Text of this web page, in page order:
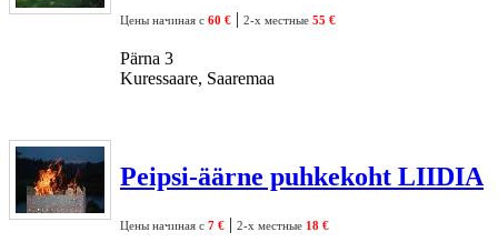
Цены начиная с 60 € | 2-х местные 55 €
Pärna 3
Kuressaare, Saaremaa
Peipsi-äärne puhkekoht LIIDIA
Цены начиная с 7 € | 2-х местные 18 €